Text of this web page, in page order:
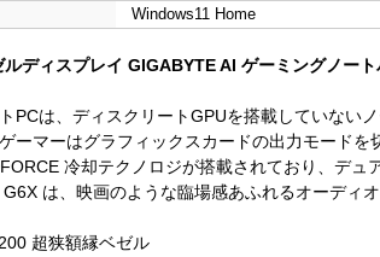
Windows11 Home
ディスプレイ GIGABYTE AI ゲーミングノー
PCは、ディスクリートGPUを搭載していない
ーマーはグラフィックスカードの出力モード
冷却テクノロジが搭載されており、デ
は、映画のような臨場感あふれるオーディ
超狭額縁ベゼル